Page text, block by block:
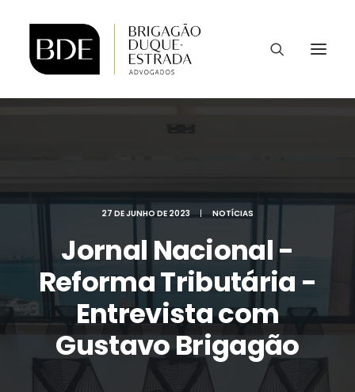
CONTATO
27 DE JUNHO DE 2023 | NOTÍCIAS
Jornal Nacional -
Reforma Tributária -
Entrevista com
Gustavo Brigagão